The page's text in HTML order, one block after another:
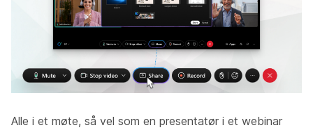
Alle i et møte, så vel som en presentatør i et webinar